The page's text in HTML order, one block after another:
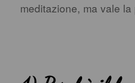
meditazione, ma vale